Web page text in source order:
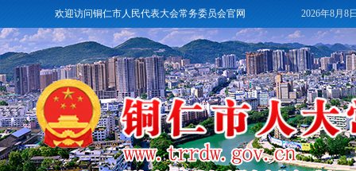
欢迎访问铜仁市人民代表大会常务委员会官网 2026年8月8